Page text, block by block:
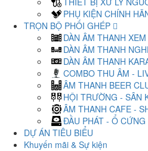
PHỤ KIỆN CHÍNH
TRỌN BỘ PHỐI GHÉP
DÀN ÂM THANH
DÀN ÂM THANH
DÀN ÂM THANH
COMBO THU ÂM -
ÂM THANH BEER
HỘI TRƯỜNG - SÂN
ÂM THANH CAFE -
ĐẦU PHÁT - Ổ CỨNG
DỰ ÁN TIÊU BIỂU
Khuyến mãi & Sự kiện